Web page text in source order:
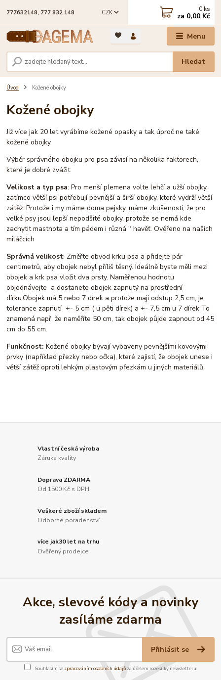
Menu
CZK
Hledat
777632148, 777 832 148 0 ks
za 0,00 Kč
Úvod Kožené obojky
Kožené obojky
Již více jak 20 let vyrábíme kožené opasky a tak úproč ne také
kožené obojky.
Výběr správného obojku pro psa závisí na několika faktorech,
které je dobré zvážit:
Velikost a typ psa: Pro menší plemena volte lehčí a užší obojky,
zatímco větší psi potřebují pevnější a širší obojky, které vydrží větší
zátěž. Protože i my máme doma pejsky, máme zkušenosti, že pro
velké psy jsou lepší nepodšité obojky, protože se nemá kde
zachytit mastnota a tím pádem i různá " havěť. Ověřeno na našich
miláčcích
Správná velikost: Změřte obvod krku psa a přidejte pár
centimetrů, aby obojek nebyl příliš těsný. Ideálně byste měli mezi
obojek a krk psa vložit dva prsty. Naměřenou hodnotu
objednávejte a dostanete obojek zapnutý na prostřední
dírku.Obojek má 5 nebo 7 dírek a protože mají odstup 2,5 cm, je
tolerance zapnutí +- 5 cm ( u pěti dírek) a +- 7,5 cm u 7 dírek To
znamená např, že naměříte 50 cm, tak obojek půjde zapnout od 45
cm do 55 cm.
Funkčnost: Kožené obojky bývají vybaveny pevnějšími kovovými
prvky (například přezky nebo očka), které zajistí, že obojek unese i
větší zátěž oproti lehkým plastovým přezkám u jiných materiálů.
Vlastní česká výroba
Záruka kvality
Doprava ZDARMA
Od 1500 Kč s DPH
Veškeré zboží skladem
Odborné poradenství
více jak30 let na trhu
Ověřený prodejce
Akce, slevové kódy a novinky
zasíláme zdarma
Přihlásit se
Souhlasím se zpracováním osobních údajůza účelem rozesílky newsletteru.